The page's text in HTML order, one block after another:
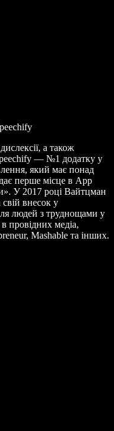
а також
— №1 додатку у
який має понад
перше місце в App
У 2017 році Вайтцман
внесок у
людей з труднощами у
провідних медіа,
Mashable та інших.